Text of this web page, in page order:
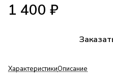
1 400 ₽
ХарактеристикиОписание